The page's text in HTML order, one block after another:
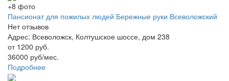
+8 фото
Пансионат для пожилых людей Бережные руки Всеволожский
Нет отзывов
Адрес: Всеволожск, Колтушское шоссе, дом 238
от 1200 руб.
36000 руб/мес.
Подробнее